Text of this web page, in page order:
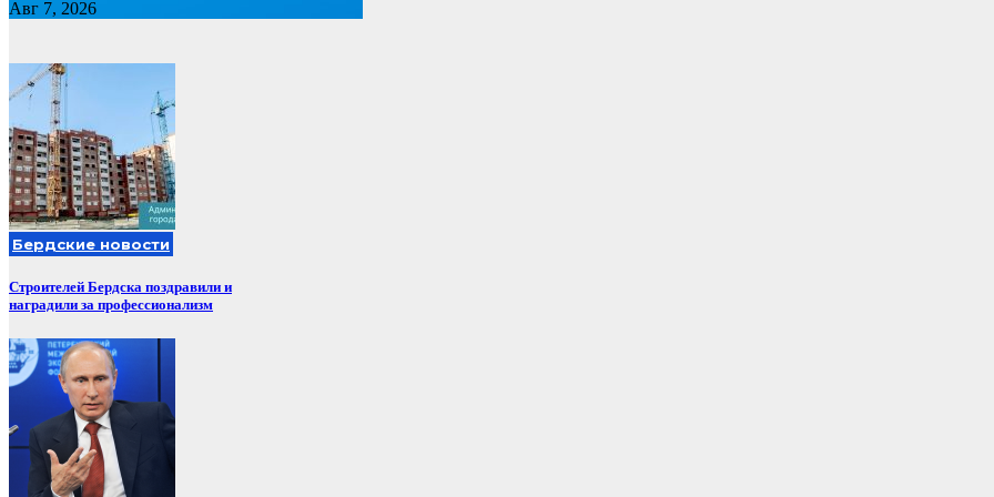
Авг 7, 2026
Бердские новости
Строителей Бердска поздравили и
наградили за профессионализм